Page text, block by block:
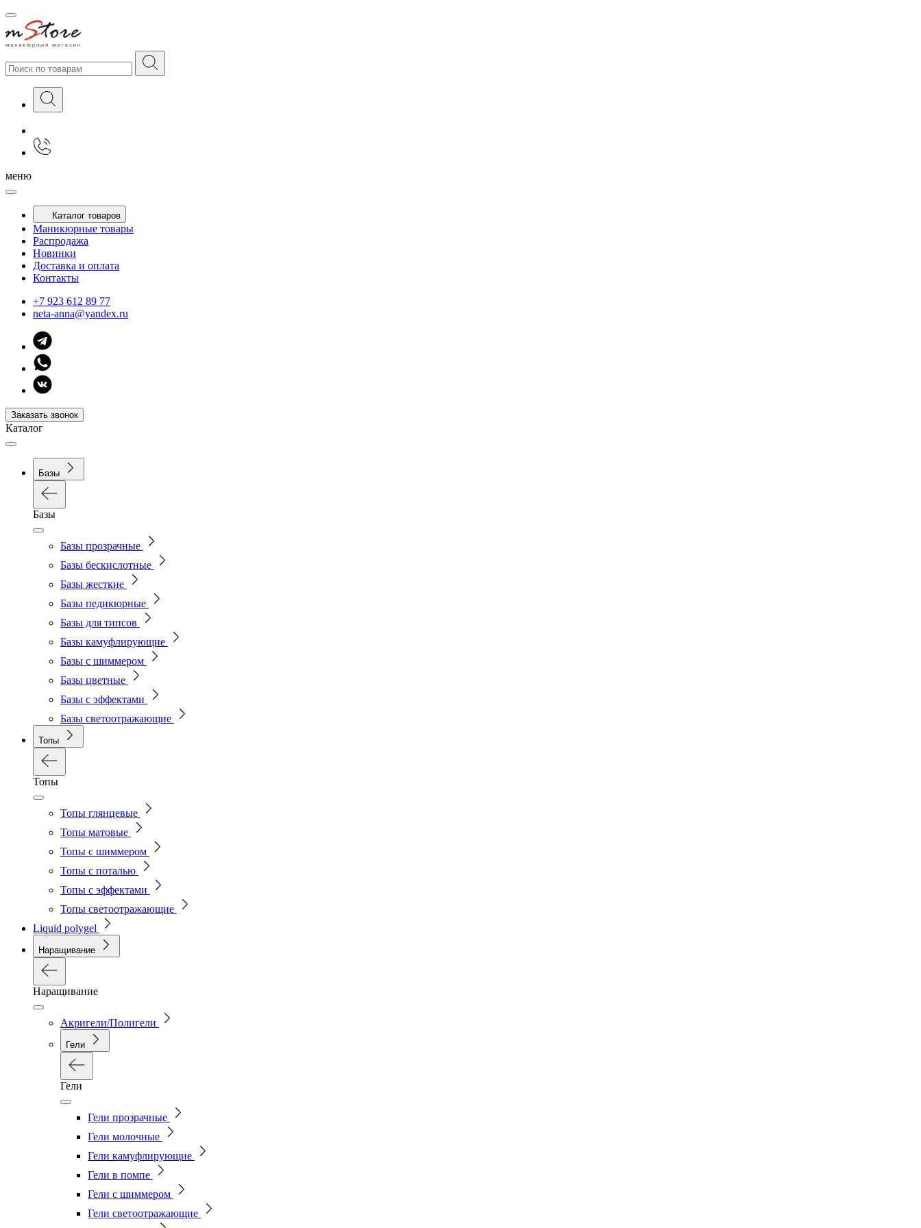
меню
Каталог товаров
Маникюрные товары
Распродажа
Новинки
Доставка и оплата
Контакты
+7 923 612 89 77
neta-anna@yandex.ru
Заказать звонок
Каталог
Базы
Базы
Базы прозрачные
Базы бескислотные
Базы жесткие
Базы педикюрные
Базы для типсов
Базы камуфлирующие
Базы с шиммером
Базы цветные
Базы с эффектами
Базы светоотражающие
Топы
Топы
Топы глянцевые
Топы матовые
Топы с шиммером
Топы с поталью
Топы с эффектами
Топы светоотражающие
Liquid polygel
Наращивание
Наращивание
Акригели/Полигели
Гели
Гели
Гели прозрачные
Гели молочные
Гели камуфлирующие
Гели в помпе
Гели с шиммером
Гели светоотражающие